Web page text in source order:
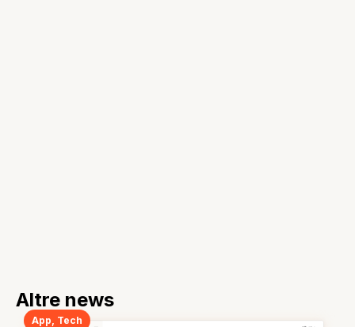
Altre news
App Tech